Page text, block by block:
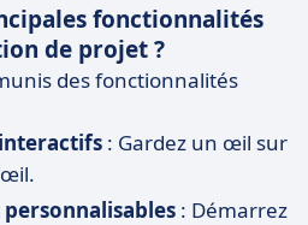
fonctionnalités
de projet ?
des fonctionnalités
: Gardez un œil sur
: Démarrez